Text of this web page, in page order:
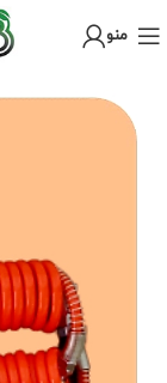
منو